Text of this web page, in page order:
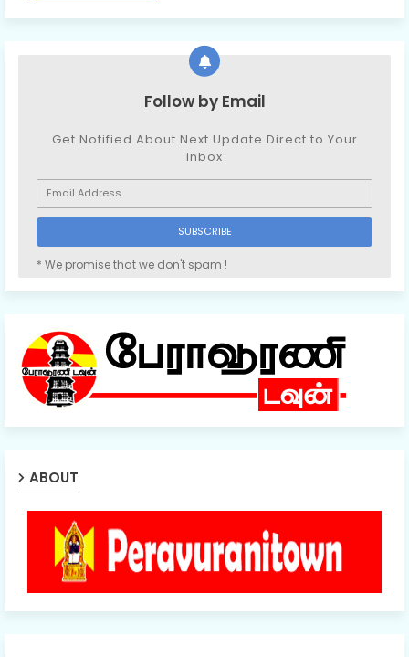
Follow by Email
Get Notified About Next Update Direct to Your
inbox
* We promise that we don't spam !
ABOUT